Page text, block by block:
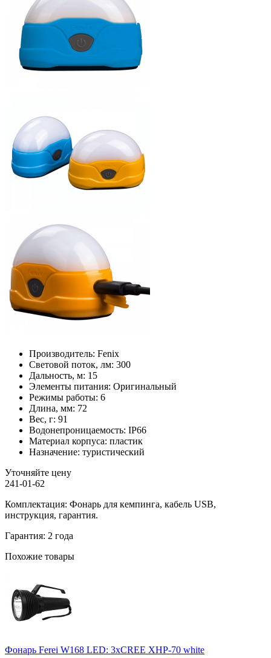
Производитель: Fenix
Световой поток, лм: 300
Дальность, м: 15
Элементы питания: Оригинальный
Режимы работы: 6
Длина, мм: 72
Вес, г: 91
Водонепроницаемость: IP66
Материал корпуса: пластик
Назначение: туристический
Уточняйте цену
241-01-62
Комплектация: Фонарь для кемпинга, кабель USB,
инструкция, гарантия.
Гарантия: 2 года
Похожие товары
Фонарь Ferei W168 LED: 3хCREE XHP-70 white